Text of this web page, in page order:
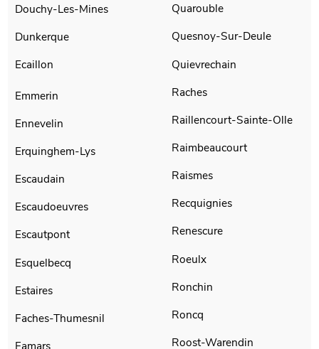
Douchy-Les-Mines
Dunkerque
Ecaillon
Emmerin
Ennevelin
Erquinghem-Lys
Escaudain
Escaudoeuvres
Escautpont
Esquelbecq
Estaires
Faches-Thumesnil
Famars
Quarouble
Quesnoy-Sur-Deule
Quievrechain
Raches
Raillencourt-Sainte-Olle
Raimbeaucourt
Raismes
Recquignies
Renescure
Roeulx
Ronchin
Roncq
Roost-Warendin